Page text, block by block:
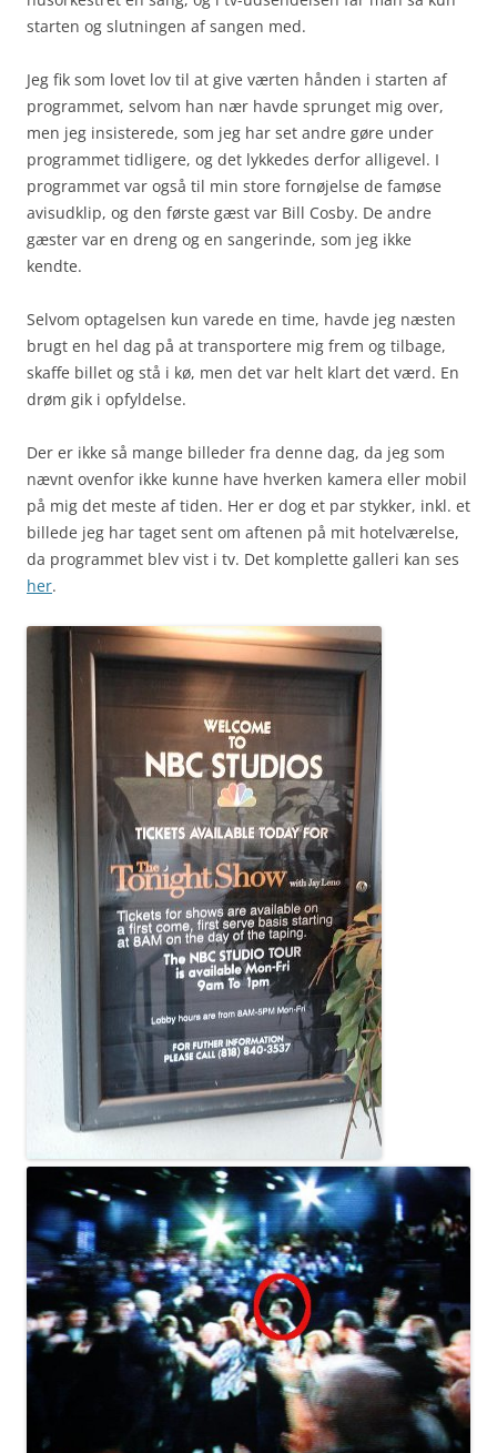
starten og slutningen af sangen med.
Jeg fik som lovet lov til at give værten hånden i starten af
programmet, selvom han nær havde sprunget mig over,
men jeg insisterede, som jeg har set andre gøre under
programmet tidligere, og det lykkedes derfor alligevel. I
programmet var også til min store fornøjelse de famøse
avisudklip, og den første gæst var Bill Cosby. De andre
gæster var en dreng og en sangerinde, som jeg ikke
kendte.
Selvom optagelsen kun varede en time, havde jeg næsten
brugt en hel dag på at transportere mig frem og tilbage,
skaffe billet og stå i kø, men det var helt klart det værd. En
drøm gik i opfyldelse.
Der er ikke så mange billeder fra denne dag, da jeg som
nævnt ovenfor ikke kunne have hverken kamera eller mobil
på mig det meste af tiden. Her er dog et par stykker, inkl. et
billede jeg har taget sent om aftenen på mit hotelværelse,
da programmet blev vist i tv. Det komplette galleri kan ses
her.